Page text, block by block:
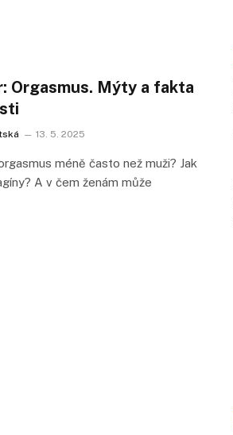
Orgasmus. Mýty a fakta
13. 5. 2025
méně často než muži? Jak
A v čem ženám může